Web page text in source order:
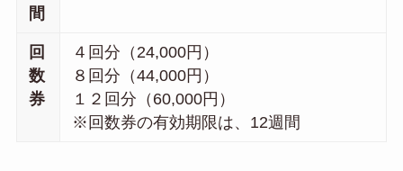
間
回
数
券
４回分（24,000円）
８回分（44,000円）
１２回分（60,000円）
※回数券の有効期限は、12週間